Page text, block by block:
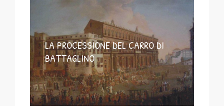
LA PROCESSIONE DEL CARRO DI
BATTAGLINO